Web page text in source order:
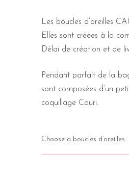
Les boucles d’oreilles
Elles sont créées à la
Délai de création et de
Pendant parfait de la
sont composées d’un
coquillage Cauri.